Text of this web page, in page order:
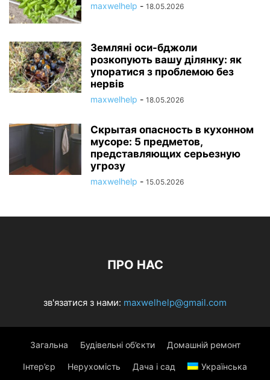
maxwelhelp - 18.05.2026
Земляні оси-бджоли
розкопують вашу ділянку: як
упоратися з проблемою без
нервів
maxwelhelp - 18.05.2026
Скрытая опасность в кухонном
мусоре: 5 предметов,
представляющих серьезную
угрозу
maxwelhelp - 15.05.2026
ПРО НАС
зв'язатися з нами: maxwelhelp@gmail.com
Загальна Будівельні об’єкти Домашній ремонт
Інтер’єр Нерухомість Дача і сад Українська